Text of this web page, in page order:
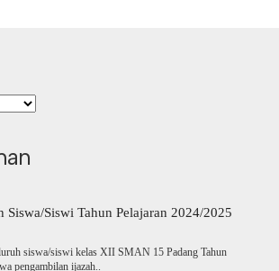
Siswa/Siswi Tahun Pelajaran 2024/2025
siswa/siswi kelas XII SMAN 15 Padang Tahun
pengambilan ijazah..